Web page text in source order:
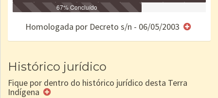
IdentificaçãoIdentificadaDeclaradaReservadaHomologadaRegistrada
e/ou
Restrição
67% Concluído
Homologada por Decreto s/n - 06/05/2003
Histórico jurídico
Fique por dentro do histórico jurídico desta Terra
Indígena